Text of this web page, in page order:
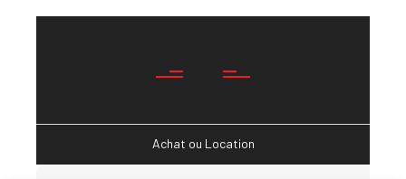
Achat ou Location